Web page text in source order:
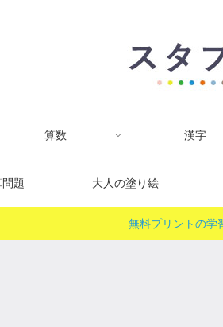
算数 漢字
題 大人の塗り絵
無料プリントの学